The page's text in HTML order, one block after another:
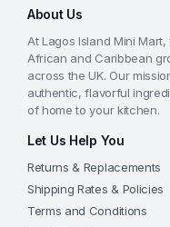
About Us
At Lagos Island Mini
African and Caribbean
across the UK. Our
authentic, flavorful
of home to your kitchen.
Let Us Help You
Returns & Replacements
Shipping Rates & Policies
Terms and Conditions